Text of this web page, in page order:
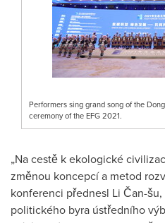
Performers sing grand song of the
ceremony of the EFG 2021.
„Na cestě k ekologické
změnou koncepcí a metod
konferenci přednesl Li Čan-
politického byra ústředního